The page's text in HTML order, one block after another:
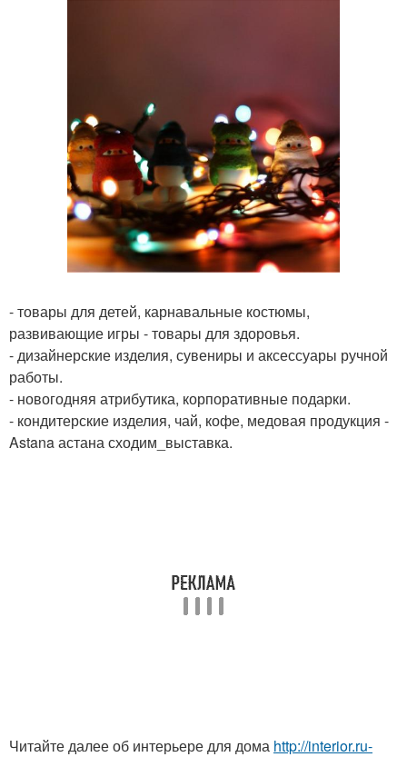
- товары для детей, карнавальные костюмы,
развивающие игры - товары для здоровья.
- дизайнерские изделия, сувениры и аксессуары ручной
работы.
- новогодняя атрибутика, корпоративные подарки.
- кондитерские изделия, чай, кофе, медовая продукция -
Astana астана сходим_выставка.
Читайте далее об интерьере для дома http://interior.ru-